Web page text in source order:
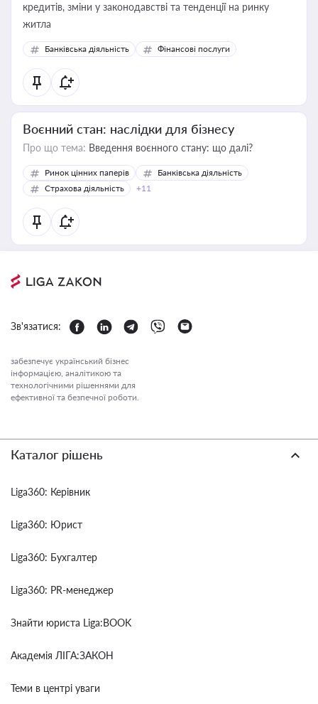
кредитів, зміни у законодавстві та тенденції на ринку
житла
Банківська діяльність Фінансові послуги
Воєнний стан: наслідки для бізнесу
Про що тема: Введення воєнного стану: що далі?
Ринок цінних паперів
Банківська діяльність
Страхова діяльність
+11
Зв'язатися:
забезпечує український бізнес
інформацією, аналітикою та
технологічними рішеннями для
ефективної та безпечної роботи.
Каталог рішень
Liga360: Керівник
Liga360: Юрист
Liga360: Бухгалтер
Liga360: PR-менеджер
Знайти юриста Liga:BOOK
Академія ЛІГА:ЗАКОН
Теми в центрі уваги